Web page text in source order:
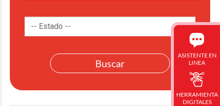
ASISTENTE EN
LINEA
HERRAMIENTA
DIGITALES